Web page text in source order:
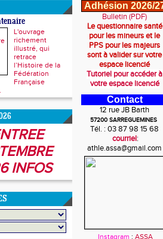
L'ouvrage
richement
illustré, qui
retrace
l’Histoire de la
Fédération
Française
INFOS
Adhésion 2026/
Bulletin (PDF)
Le questionnaire santé
pour les mineurs et le
PPS pour les majeurs
sont à valider sur votre
espace licencié
Tutoriel pour accéder à
votre espace licencié
Contact
12 rue JB Barth
57200 SARREGUEMINES
Tél. : 03 87 98 15 68
courriel:
athle.assa@gmail.com
Instagram : ASSA